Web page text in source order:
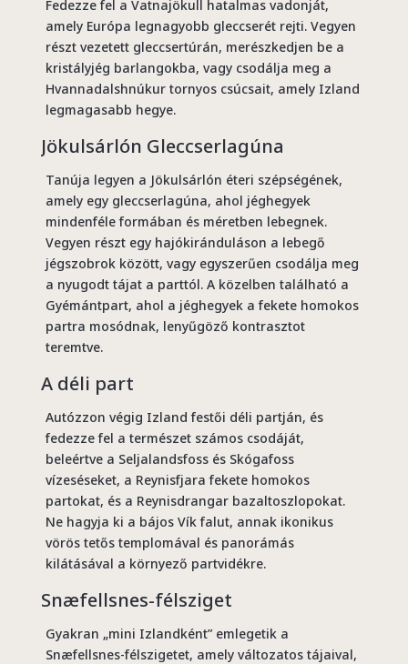
Fedezze fel a Vatnajökull hatalmas vadonját,
amely Európa legnagyobb gleccserét rejti. Vegyen
részt vezetett gleccsertúrán, merészkedjen be a
kristályjég barlangokba, vagy csodálja meg a
Hvannadalshnúkur tornyos csúcsait, amely Izland
legmagasabb hegye.
Jökulsárlón Gleccserlagúna
Tanúja legyen a Jökulsárlón éteri szépségének,
amely egy gleccserlagúna, ahol jéghegyek
mindenféle formában és méretben lebegnek.
Vegyen részt egy hajókiránduláson a lebegő
jégszobrok között, vagy egyszerűen csodálja meg
a nyugodt tájat a parttól. A közelben található a
Gyémántpart, ahol a jéghegyek a fekete homokos
partra mosódnak, lenyűgöző kontrasztot
teremtve.
A déli part
Autózzon végig Izland festői déli partján, és
fedezze fel a természet számos csodáját,
beleértve a Seljalandsfoss és Skógafoss
vízeséseket, a Reynisfjara fekete homokos
partokat, és a Reynisdrangar bazaltoszlopokat.
Ne hagyja ki a bájos Vík falut, annak ikonikus
vörös tetős templomával és panorámás
kilátásával a környező partvidékre.
Snæfellsnes-félsziget
Gyakran „mini Izlandként” emlegetik a
Snæfellsnes-félszigetet, amely változatos tájaival,